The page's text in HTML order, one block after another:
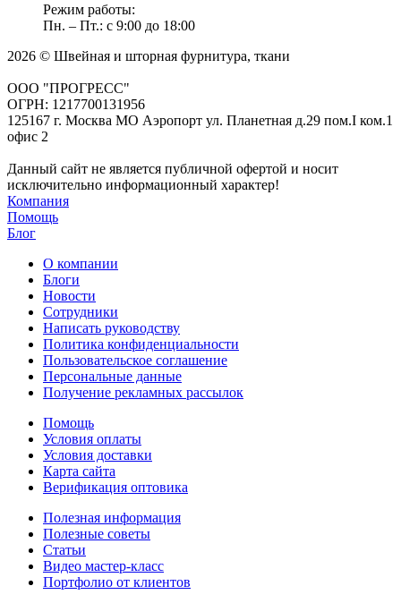
Режим работы:
Пн. – Пт.: с 9:00 до 18:00
2026 © Швейная и шторная фурнитура, ткани
ООО "ПРОГРЕСС"
ОГРН: 1217700131956
125167 г. Москва МО Аэропорт ул. Планетная д.29 пом.I ком.1
офис 2
Данный сайт не является публичной офертой и носит
исключительно информационный характер!
Компания
Помощь
Блог
О компании
Блоги
Новости
Сотрудники
Написать руководству
Политика конфиденциальности
Пользовательское соглашение
Персональные данные
Получение рекламных рассылок
Помощь
Условия оплаты
Условия доставки
Карта сайта
Верификация оптовика
Полезная информация
Полезные советы
Статьи
Видео мастер-класс
Портфолио от клиентов